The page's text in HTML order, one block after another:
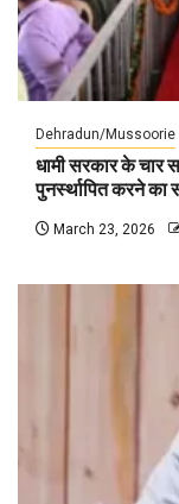
Dehradun/Mussoorie
धामी सरकार के चार
पुनर्स्थापित करने का
March 23, 2026